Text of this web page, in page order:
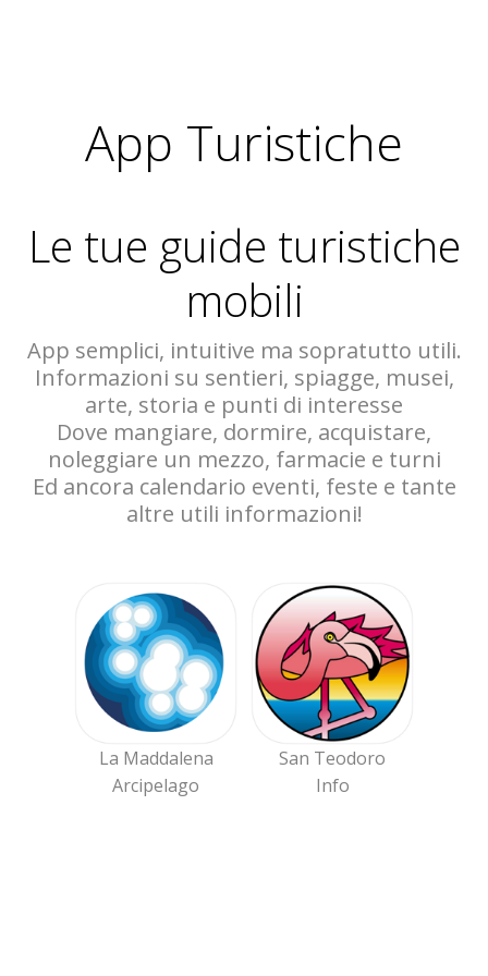
App Turistiche
Le tue guide turistiche
mobili
App semplici, intuitive ma sopratutto utili.
Informazioni su sentieri, spiagge, musei,
arte, storia e punti di interesse
Dove mangiare, dormire, acquistare,
noleggiare un mezzo, farmacie e turni
Ed ancora calendario eventi, feste e tante
altre utili informazioni!
La Maddalena
Arcipelago
San Teodoro
Info